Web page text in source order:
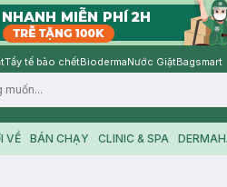
Tẩy tế bào chếtBiodermaNước GiặtBagsmart
VỀ BÁN CHẠY CLINIC & SPA